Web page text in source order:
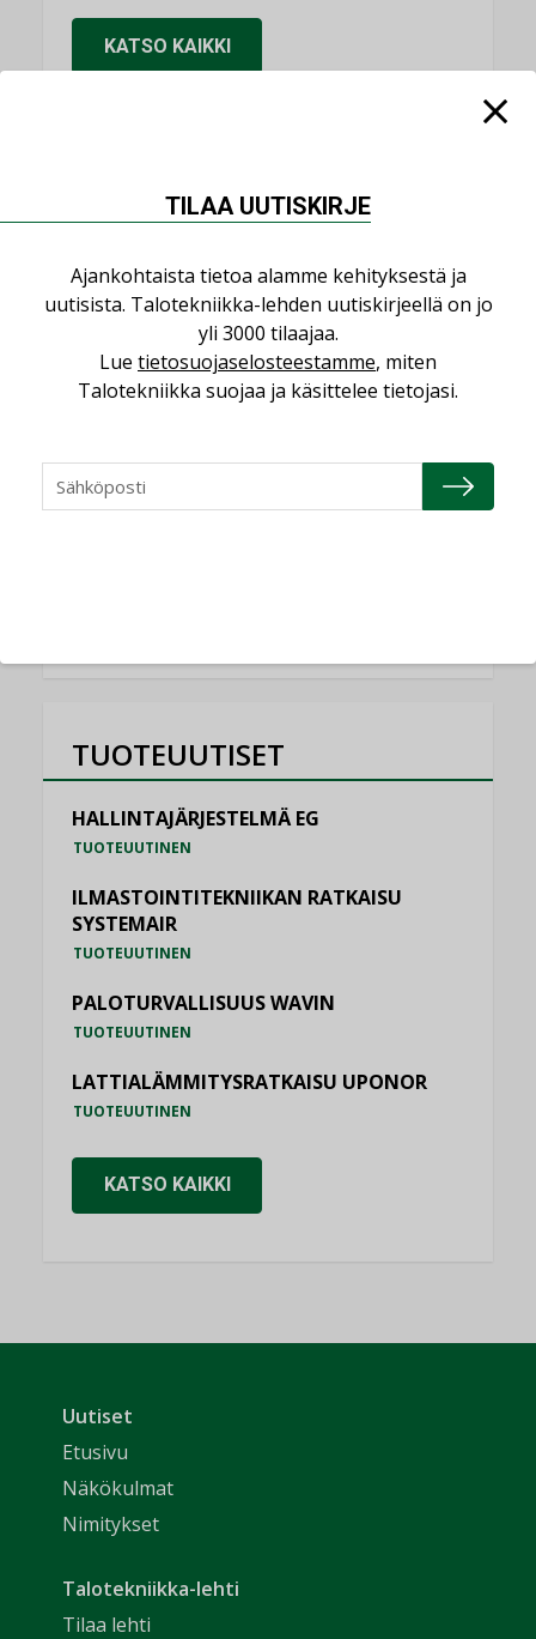
KATSO KAIKKI
NIMITYKSET
Consti
NIMITYKSET
NIMITYKSET
Schneider Electric
TUOTEUUTISET
HALLINTAJÄRJESTELMÄ EG
TUOTEUUTINEN
ILMASTOINTITEKNIIKAN RATKAISU
SYSTEMAIR
TUOTEUUTINEN
PALOTURVALLISUUS WAVIN
TUOTEUUTINEN
LATTIALÄMMITYSRATKAISU UPONOR
TUOTEUUTINEN
KATSO KAIKKI
Uutiset
Etusivu
Näkökulmat
Nimitykset
Talotekniikka-lehti
Tilaa lehti
TILAA UUTISKIRJE
Ajankohtaista tietoa alamme kehityksestä ja
uutisista. Talotekniikka-lehden uutiskirjeellä on jo
yli 3000 tilaajaa.
Lue tietosuojaselosteestamme, miten
Talotekniikka suojaa ja käsittelee tietojasi.